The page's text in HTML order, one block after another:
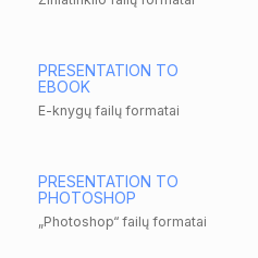
PRESENTATION TO
EBOOK
E-knygų failų formatai
PRESENTATION TO
PHOTOSHOP
„Photoshop“ failų formatai